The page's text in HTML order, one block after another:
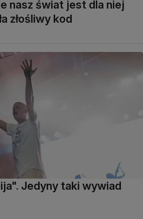
nasz świat jest dla niej
złośliwy kod
Jedyny taki wywiad